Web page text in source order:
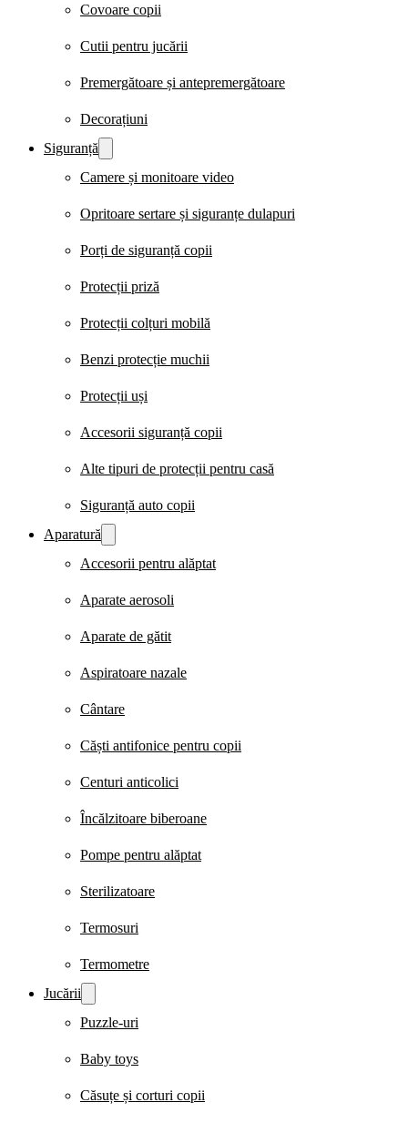
Covoare copii
Cutii pentru jucării
Premergătoare și antepremergătoare
Decorațiuni
Siguranță
Camere și monitoare video
Opritoare sertare și siguranțe dulapuri
Porți de siguranță copii
Protecții priză
Protecții colțuri mobilă
Benzi protecție muchii
Protecții uși
Accesorii siguranță copii
Alte tipuri de protecții pentru casă
Siguranță auto copii
Aparatură
Accesorii pentru alăptat
Aparate aerosoli
Aparate de gătit
Aspiratoare nazale
Cântare
Căști antifonice pentru copii
Centuri anticolici
Încălzitoare biberoane
Pompe pentru alăptat
Sterilizatoare
Termosuri
Termometre
Jucării
Puzzle-uri
Baby toys
Căsuțe și corturi copii